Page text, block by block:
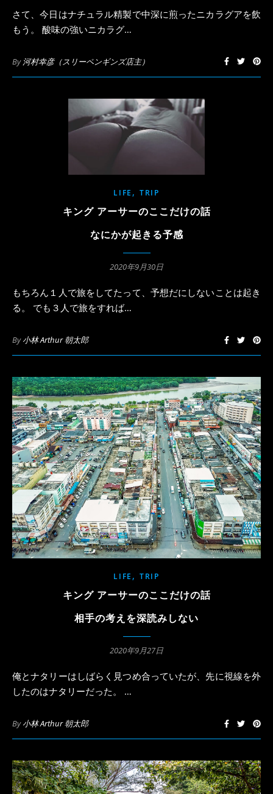
さて、今日はナチュラル精製で中深に煎ったニカラグアを飲
もう。 酸味の強いニカラグ…
By河村幸彦（スリーペンギンズ店主）
LIFE , TRIP
キング アーサーのここだけの話
なにかが起きる予感
2020年9月30日
もちろん１人で旅をしてたって、予想だにしないことは起き
る。 でも３人で旅をすれば…
By小林 Arthur 朝太郎
LIFE , TRIP
キング アーサーのここだけの話
相手の考えを深読みしない
2020年9月27日
俺とナタリーはしばらく見つめ合っていたが、先に視線を外
したのはナタリーだった。 …
By小林 Arthur 朝太郎